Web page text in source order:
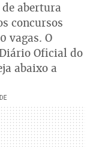
abertura
concursos
vagas. O
Oficial do
abaixo a